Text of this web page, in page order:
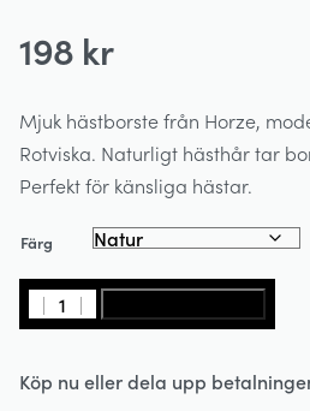
198 kr
Mjuk hästborste från Horze,
Rotviska. Naturligt hästhår tar
Perfekt för känsliga hästar.
Färg
Borste
Tagel
-
Köp nu eller dela upp